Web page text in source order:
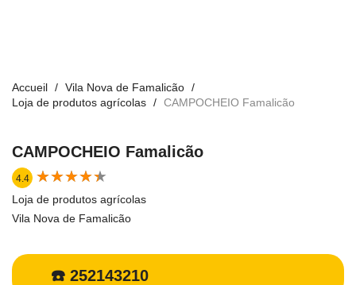
Accueil
Vila Nova de Famalicão
Loja de produtos agrícolas
CAMPOCHEIO Famalicão
CAMPOCHEIO Famalicão
4.4 ★★★★★
★★★★★
Loja de produtos agrícolas
Vila Nova de Famalicão
☎️ 252143210